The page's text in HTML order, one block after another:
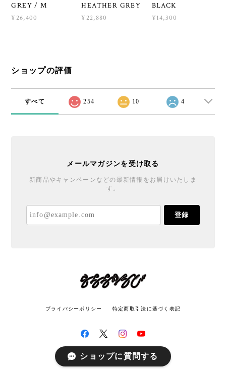
GREY / M
¥26,400
HEATHER GREY
¥22,880
BLACK
¥14,300
ショップの評価
すべて 254 10 4
メールマガジンを受け取る
新商品やキャンペーンなどの最新情報をお届けいたしま
す。
登録
プライバシーポリシー 特定商取引法に基づく表記
© LATITUDE All rights reserved.
ショップに質問する